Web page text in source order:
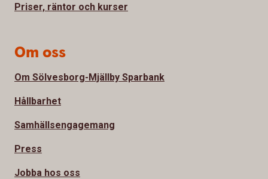
Priser, räntor och kurser
Om oss
Om Sölvesborg-Mjällby Sparbank
Hållbarhet
Samhällsengagemang
Press
Jobba hos oss